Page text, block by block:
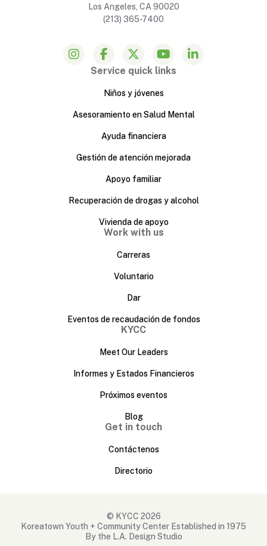
Los Angeles, CA 90020
(213) 365-7400
Service quick links
Niños y jóvenes
Asesoramiento en Salud Mental
Ayuda financiera
Gestión de atención mejorada
Apoyo familiar
Recuperación de drogas y alcohol
Vivienda de apoyo
Work with us
Carreras
Voluntario
Dar
Eventos de recaudación de fondos
KYCC
Meet Our Leaders
Informes y Estados Financieros
Próximos eventos
Blog
Get in touch
Contáctenos
Directorio
© KYCC 2026
Koreatown Youth + Community Center Established in 1975
By the L.A. Design Studio